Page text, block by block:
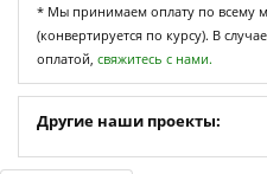
* Мы принимаем оплату по всему
(конвертируется по курсу). В
оплатой, свяжитесь с нами.
Другие наши проекты: